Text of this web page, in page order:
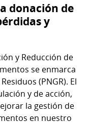
donación de
y
y Reducción de
se enmarca
(PNGR). El
y de acción,
la gestión de
en nuestro